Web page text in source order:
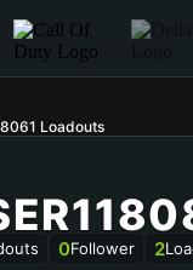
Loadouts
0Follower 2